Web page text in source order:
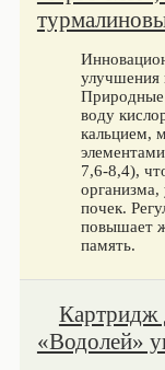
улучшения
воду
кальцием,
7,6-8,4),
почек.
повышает
память.
Картридж
«Водолей»